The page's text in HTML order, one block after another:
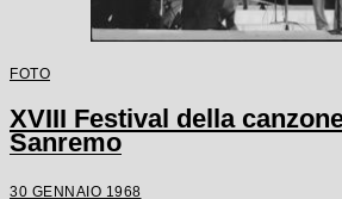
FOTO
XVIII Festival della
Sanremo
30 GENNAIO 1968